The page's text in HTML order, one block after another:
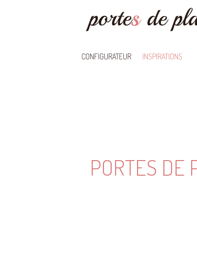
CONFIGURATEUR INSPIRATIONS
PORTES DE